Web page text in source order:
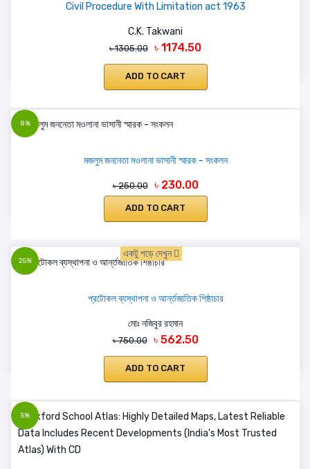
Civil Procedure With Limitation act 1963
C.K. Takwani
৳ 1305.00 ৳ 1174.50
ADD TO CART
8%
মজলুম জননেতা মওলানা ভাসানী স্মারক - সংকলন
৳ 250.00 ৳ 230.00
ADD TO CART
25%
একটু পড়ে দেখুন
প্রটোকল ব্যস্থাপনা ও আর্ন্তজাতিক শিষ্ঠাচার
মোঃ নজিবুর রহমান
৳ 750.00 ৳ 562.50
ADD TO CART
5%